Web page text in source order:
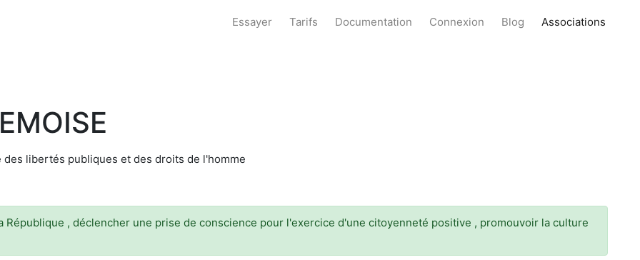
Essayer Tarifs Documentation Connexion Blog Associations
libertés publiques et des droits de l'homme
, déclencher une prise de conscience pour l'exercice d'une citoyenneté positive , promouvoir la culture